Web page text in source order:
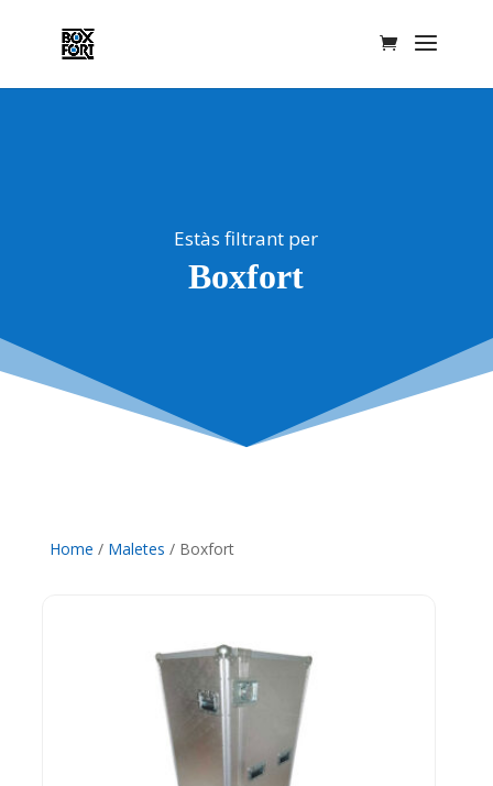
Estàs filtrant per
Boxfort
Home / Maletes / Boxfort